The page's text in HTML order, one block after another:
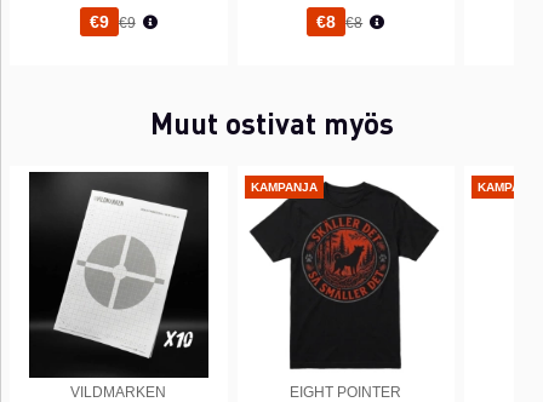
€9 Normaali hinta
€9 €8 Normaali hinta
€8
Muut ostivat myös
VILDMARKEN
KAMPANJA
EIGHT POINTER